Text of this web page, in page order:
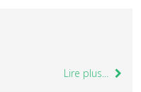
Lire plus...